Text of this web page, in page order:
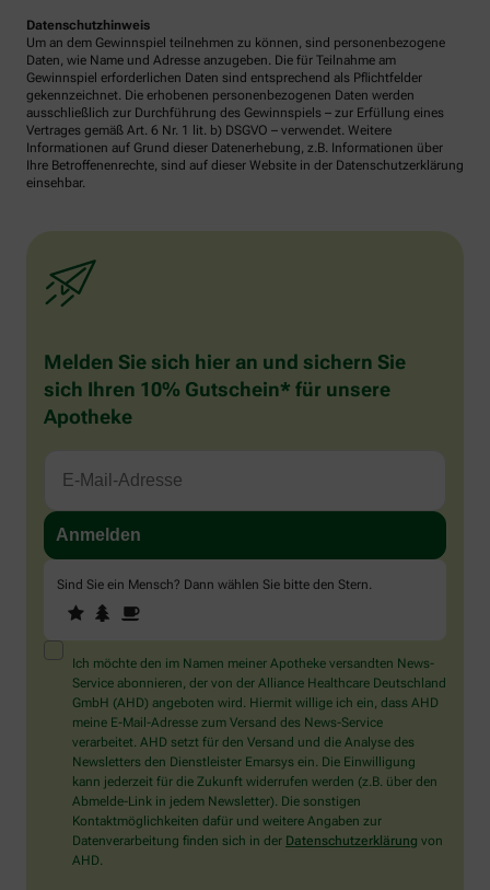
Datenschutzhinweis
Um an dem Gewinnspiel teilnehmen zu können, sind personenbezogene
Daten, wie Name und Adresse anzugeben. Die für Teilnahme am
Gewinnspiel erforderlichen Daten sind entsprechend als Pflichtfelder
gekennzeichnet. Die erhobenen personenbezogenen Daten werden
ausschließlich zur Durchführung des Gewinnspiels – zur Erfüllung eines
Vertrages gemäß Art. 6 Nr. 1 lit. b) DSGVO – verwendet. Weitere
Informationen auf Grund dieser Datenerhebung, z.B. Informationen über
Ihre Betroffenenrechte, sind auf dieser Website in der Datenschutzerklärung
einsehbar.
Melden Sie sich hier an und sichern Sie
sich Ihren 10% Gutschein* für unsere
Apotheke
Sind Sie ein Mensch? Dann wählen Sie bitte den Stern.
Sind
Sie
ein
Mensch?
Dann
wählen
Sie
bitte
den
Stern.
1 2
Ich möchte den im Namen meiner Apotheke versandten News-
Service abonnieren, der von der Alliance Healthcare Deutschland
GmbH (AHD) angeboten wird. Hiermit willige ich ein, dass AHD
meine E-Mail-Adresse zum Versand des News-Service
verarbeitet. AHD setzt für den Versand und die Analyse des
Newsletters den Dienstleister Emarsys ein. Die Einwilligung
kann jederzeit für die Zukunft widerrufen werden (z.B. über den
Abmelde-Link in jedem Newsletter). Die sonstigen
Kontaktmöglichkeiten dafür und weitere Angaben zur
Datenverarbeitung finden sich in der Datenschutzerklärung von
AHD.